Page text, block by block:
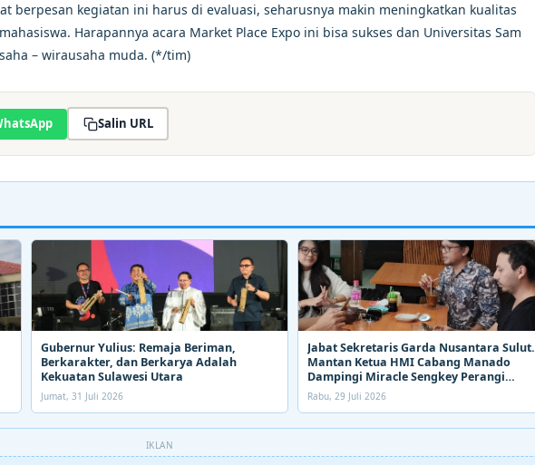
berpesan kegiatan ini harus di evaluasi, seharusnya makin meningkatkan kualitas
Harapannya acara Market Place Expo ini bisa sukses dan Universitas Sam
– wirausaha muda. (*/tim)
Salin URL
Gubernur Yulius: Remaja Beriman,
Berkarakter, dan Berkarya Adalah
Kekuatan Sulawesi Utara
Jumat, 31 Juli 2026
Jabat Sekretaris Garda Nusantara Sulut.
Mantan Ketua HMI Cabang Manado
Dampingi Miracle Sengkey Perangi
Narkoba
Rabu, 29 Juli 2026
IKLAN